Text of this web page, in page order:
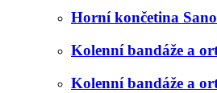
Horní končetina
Kolenní bandáže a
Kolenní bandáže a